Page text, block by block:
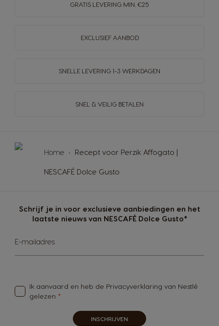
GRATIS LEVERING MIN. €25
EXCLUSIEF AANBOD
SNELLE LEVERING 1-3 WERKDAGEN
SNEL & VEILIG BETALEN
Home Recept voor Perzik Affogato |
NESCAFÉ Dolce Gusto
Schrijf je in voor exclusieve aanbiedingen en het
laatste nieuws van NESCAFÉ Dolce Gusto*
u
E-mailadres
Ik aanvaard en heb de Privacyverklaring van Nestlé
gelezen
INSCHRIJVEN